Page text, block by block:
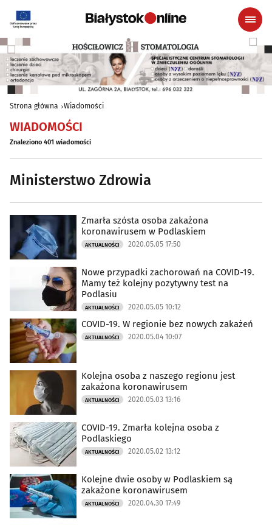
Strona główna Wiadomości
WIADOMOŚCI
Znaleziono 401 wiadomości
Ministerstwo Zdrowia
Zmarła szósta osoba zakażona
koronawirusem w Podlaskiem
AKTUALNOŚCI 2020.05.05 17:50
Nowe przypadki zachorowań na COVID-19.
Mamy też kolejny pozytywny test na
Podlasiu
AKTUALNOŚCI 2020.05.05 10:12
COVID-19. W regionie bez nowych zakażeń
AKTUALNOŚCI 2020.05.04 10:07
Kolejna osoba z naszego regionu jest
zakażona koronawirusem
AKTUALNOŚCI 2020.05.03 13:16
COVID-19. Zmarła kolejna osoba z
Podlaskiego
AKTUALNOŚCI 2020.05.02 13:12
Kolejne dwie osoby w Podlaskiem są
zakażone koronawirusem
AKTUALNOŚCI 2020.04.30 17:49